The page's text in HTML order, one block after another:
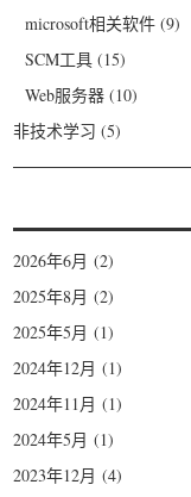
microsoft相关软件 (9)
SCM工具 (15)
Web服务器 (10)
非技术学习 (5)
2026年6月 (2)
2025年8月 (2)
2025年5月 (1)
2024年12月 (1)
2024年11月 (1)
2024年5月 (1)
2023年12月 (4)